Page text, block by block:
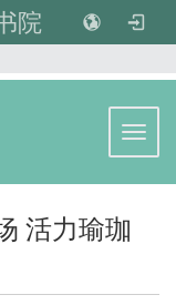
院
活力瑜珈